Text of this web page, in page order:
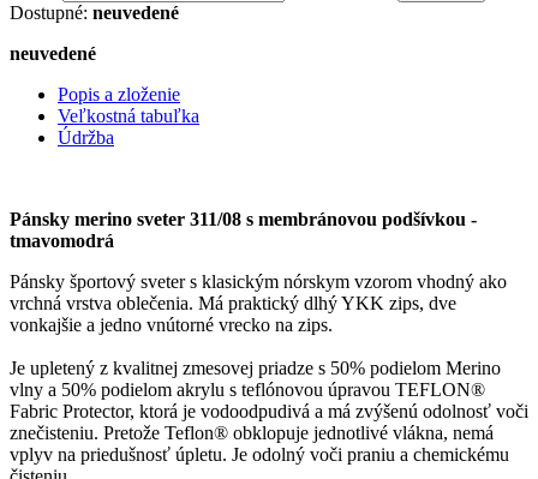
Dostupné: neuvedené
neuvedené
Popis a zloženie
Veľkostná tabuľka
Údržba
Pánsky merino sveter 311/08 s membránovou podšívkou -
tmavomodrá
Pánsky športový sveter s klasickým nórskym vzorom vhodný ako
vrchná vrstva oblečenia. Má praktický dlhý YKK zips, dve
vonkajšie a jedno vnútorné vrecko na zips.
Je upletený z kvalitnej zmesovej priadze s 50% podielom Merino
vlny a 50% podielom akrylu s teflónovou úpravou TEFLON®
Fabric Protector, ktorá je vodoodpudivá a má zvýšenú odolnosť voči
znečisteniu. Pretože Teflon® obklopuje jednotlivé vlákna, nemá
vplyv na priedušnosť úpletu. Je odolný voči praniu a chemickému